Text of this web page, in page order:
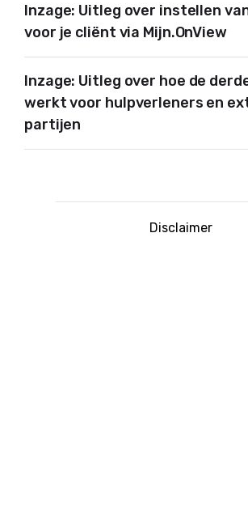
Inzage: Uitleg over instellen
voor je cliënt via Mijn.OnView
Inzage: Uitleg over hoe de
werkt voor hulpverleners en
partijen
Disclaimer